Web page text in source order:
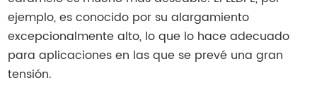
ejemplo, es conocido por su alargamiento
excepcionalmente alto, lo que lo hace adecuado
para aplicaciones en las que se prevé una gran
tensión.